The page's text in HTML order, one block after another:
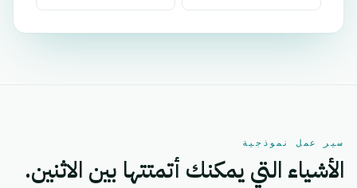
سير عمل نموذجية
الأشياء التي يمكنك أتمتتها بين الاثنين.